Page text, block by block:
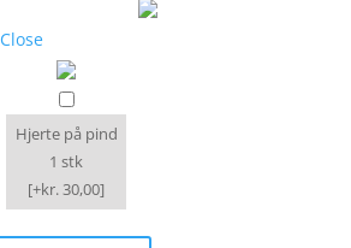
Close
Hjerte på pind
1 stk
[+kr. 30,00]